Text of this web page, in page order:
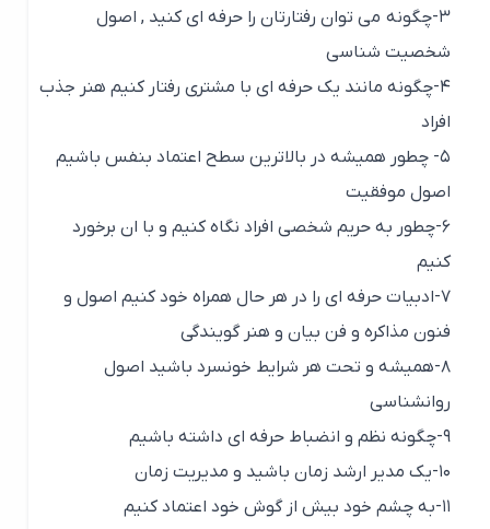
۳-چگونه می توان رفتارتان را حرفه ای کنید , اصول
شخصیت شناسی
۴-چگونه مانند یک حرفه ای با مشتری رفتار کنیم هنر جذب
۵- چطور همیشه در بالاترین سطح اعتماد بنفس باشیم
اصول موفقیت
۶-چطور به حریم شخصی افراد نگاه کنیم و با ان برخورد
کنیم
۷-ادبیات حرفه ای را در هر حال همراه خود کنیم اصول و
فنون مذاکره و فن بیان و هنر گویندگی
۸-همیشه و تحت هر شرایط خونسرد باشید اصول
روانشناسی